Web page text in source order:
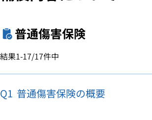
普通傷害保険
結果1-17/17件中
Q1 普通傷害保険の概要